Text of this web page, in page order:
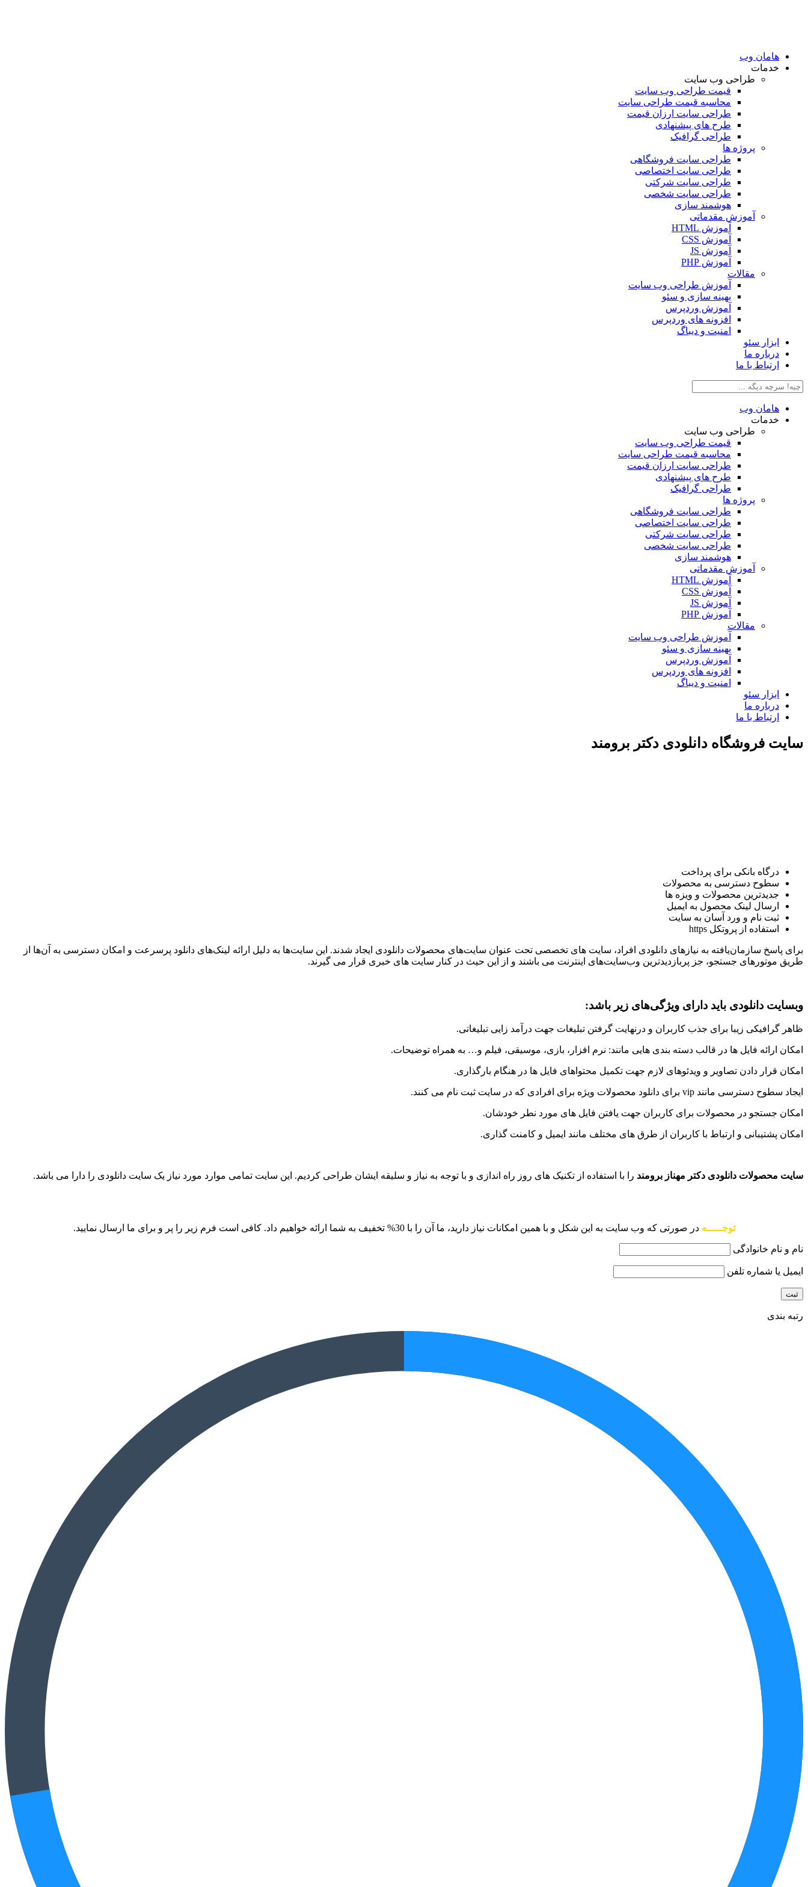
هامان وب
خدمات
طراحی وب سایت
قیمت طراحی وب سایت
محاسبه قیمت طراحی سایت
طراحی سایت ارزان قیمت
طرح های پیشنهادی
طراحی گرافیک
پروژه ها
طراحی سایت فروشگاهی
طراحی سایت اختصاصی
طراحی سایت شرکتی
طراحی سایت شخصی
هوشمند سازی
آموزش مقدماتی
آموزش HTML
آموزش CSS
آموزش JS
آموزش PHP
مقالات
آموزش طراحی وب سایت
بهینه سازی و سئو
آموزش وردپرس
افزونه های وردپرس
امنیت و دیباگ
ابزار سئو
درباره ما
ارتباط با ما
هامان وب
خدمات
طراحی وب سایت
قیمت طراحی وب سایت
محاسبه قیمت طراحی سایت
طراحی سایت ارزان قیمت
طرح های پیشنهادی
طراحی گرافیک
پروژه ها
طراحی سایت فروشگاهی
طراحی سایت اختصاصی
طراحی سایت شرکتی
طراحی سایت شخصی
هوشمند سازی
آموزش مقدماتی
آموزش HTML
آموزش CSS
آموزش JS
آموزش PHP
مقالات
آموزش طراحی وب سایت
بهینه سازی و سئو
آموزش وردپرس
افزونه های وردپرس
امنیت و دیباگ
ابزار سئو
درباره ما
ارتباط با ما
سایت فروشگاه دانلودی دکتر برومند
درگاه بانکی برای پرداخت
سطوح دسترسی به محصولات
جدیدترین محصولات و ویزه ها
ارسال لینک محصول به ایمیل
ثبت نام و ورد آسان به سایت
استفاده از پروتکل https
برای پاسخ سازمان‌یافته به نیازهای دانلودی افراد، سایت‌ های تخصصی تحت عنوان سایت‌های محصولات دانلودی ایجاد شدند. این سایت‌ها به دلیل ارائه لینک‌های دانلود پرسرعت و امکان دسترسی به آن‌ها از
طریق موتورهای جستجو، جز پربازدیدترین وب‌سایت‌های اینترنت می باشند و از این حیث در کنار سایت های خبری قرار می گیرند.
وبسایت دانلودی باید دارای ویژگی‌های زیر باشد:
ظاهر گرافیکی زیبا برای جذب کاربران و درنهایت گرفتن تبلیغات جهت درآمد زایی تبلیغاتی.
امکان ارائه فایل ها در قالب دسته بندی هایی مانند: نرم افزار، بازی، موسیقی، فیلم و… به همراه توضیحات.
امکان قرار دادن تصاویر و ویدئوهای لازم جهت تکمیل محتواهای فایل ها در هنگام بارگذاری.
ایجاد سطوح دسترسی مانند vip برای دانلود محصولات ویژه برای افرادی که در سایت ثبت نام می کنند.
امکان جستجو در محصولات برای کاربران جهت یافتن فایل های مورد نطر خودشان.
امکان پشتیبانی و ارتباط با کاربران از طرق های مختلف مانند ایمیل و کامنت گذاری.
سایت محصولات دانلودی دکتر مهناز برومند را با استفاده از تکنیک های روز راه اندازی و با توجه به نیاز و سلیقه ایشان طراحی کردیم. این سایت تمامی موارد مورد نیاز یک سایت دانلودی را دارا می باشد.
توجـــــه در صورتی که وب سایت به این شکل و با همین امکانات نیاز دارید، ما آن را با 30% تخفیف به شما ارائه خواهیم داد. کافی است فرم زیر را پر و برای ما ارسال نمایید.
نام و نام خانوادگی
ایمیل یا شماره تلفن
رتبه بندی